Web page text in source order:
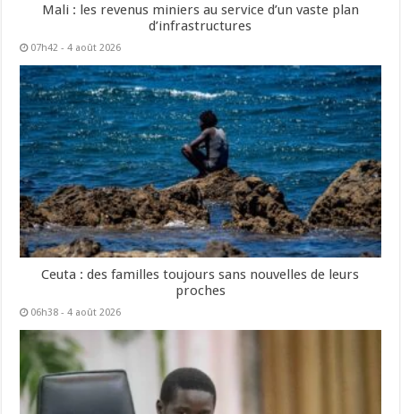
Mali : les revenus miniers au service d’un vaste plan
d’infrastructures
07h42 - 4 août 2026
Ceuta : des familles toujours sans nouvelles de leurs
proches
06h38 - 4 août 2026